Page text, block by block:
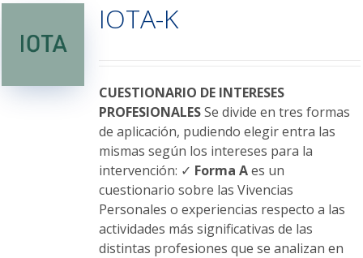
Las
opciones
elegir
en
la
página
de
producto
IOTA-K
CUESTIONARIO DE INTERESES
PROFESIONALESSe divide en tres formas
de aplicación, pudiendo elegir entra las
mismas según los intereses para la
intervención: ✓ Forma Aes un
cuestionario sobre las Vivencias
Personales o experiencias respecto a las
actividades más significativas de las
distintas profesiones que se analizan en